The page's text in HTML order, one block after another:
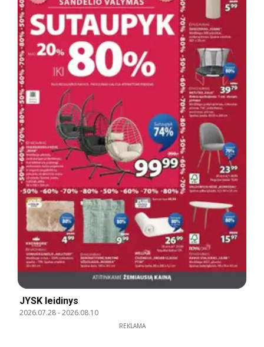
JYSK leidinys
2026.07.28-2026.08.10
REKLAMA